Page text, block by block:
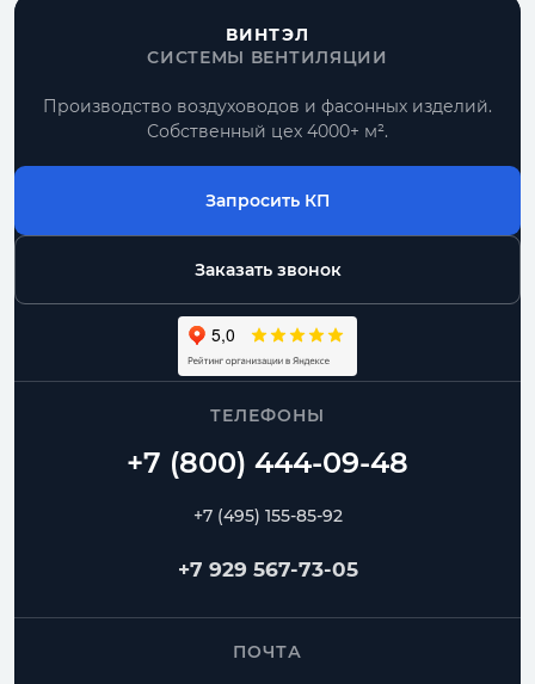
ВИНТЭЛ
СИСТЕМЫ ВЕНТИЛЯЦИИ
Производство воздуховодов и фасонных изделий.
Собственный цех 4000+ м².
Запросить КП
Заказать звонок
ТЕЛЕФОНЫ
+7 (495) 155-85-92
+7 929 567-73-05
ПОЧТА